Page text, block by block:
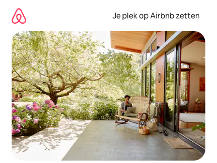
direct
naar
inhoud
Je plek op Airbnb zetten